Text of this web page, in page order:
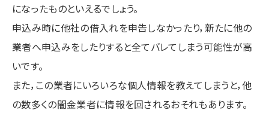
になったものといえるでしょう。
申込み時に他社の借入れを申告しなかったり，新たに他の
業者へ申込みをしたりすると全てバレてしまう可能性が高
いです。
また，この業者にいろいろな個人情報を教えてしまうと，他
の数多くの闇金業者に情報を回されるおそれもあります。